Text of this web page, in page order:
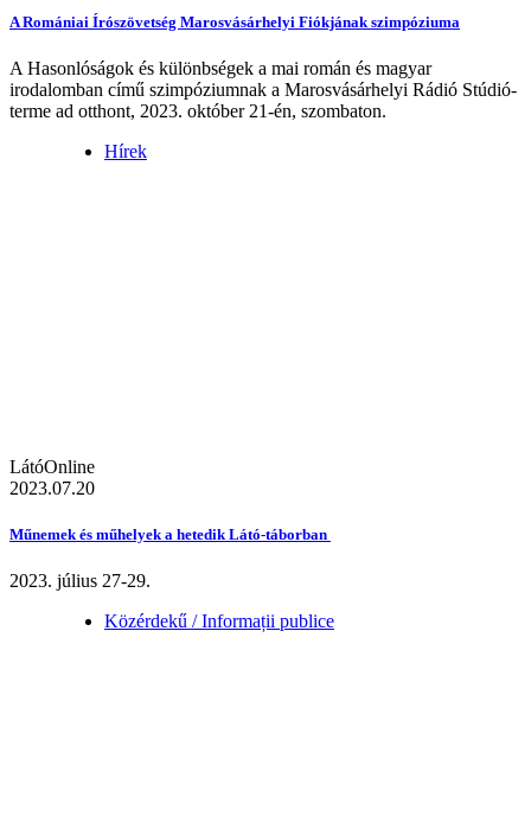
A Romániai Írószövetség Marosvásárhelyi Fiókjának szimpóziuma
A Hasonlóságok és különbségek a mai román és magyar
irodalomban című szimpóziumnak a Marosvásárhelyi Rádió Stúdió-
terme ad otthont, 2023. október 21-én, szombaton.
Hírek
LátóOnline
2023.07.20
Műnemek és műhelyek a hetedik Látó-táborban
2023. július 27-29.
Közérdekű / Informații publice